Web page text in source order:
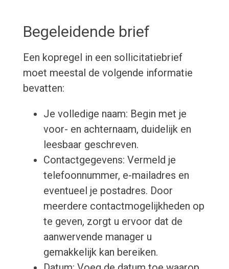
Begeleidende brief
Een kopregel in een sollicitatiebrief
moet meestal de volgende informatie
bevatten:
Je volledige naam: Begin met je
voor- en achternaam, duidelijk en
leesbaar geschreven.
Contactgegevens: Vermeld je
telefoonnummer, e-mailadres en
eventueel je postadres. Door
meerdere contactmogelijkheden op
te geven, zorgt u ervoor dat de
aanwervende manager u
gemakkelijk kan bereiken.